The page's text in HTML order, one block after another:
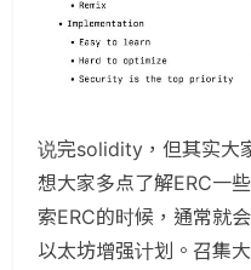
说完solidity，但其实大
想大家多点了解ERC一
索ERC的时候，通常就
以太坊增强计划。召集